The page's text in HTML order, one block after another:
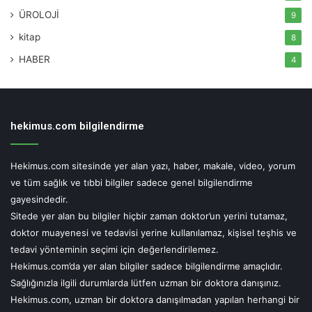
hastalarda stres, hastalığın seyri açısından çok önemli. O
nedenle stres düzeyini düşürmeye özen göstermeleri
gerekiyor. Her kişi gibi, koruyucu tedbirleri almaya devam
etmeli ve yüksek streslerine karşı kendilerini rahatlatacak
hobileriyle uğraşmak gibi bazı rahatlatıcı aktiviteler
belirti oluşursa, herkesin yaptığı gibi hemen hastaneye
başvurmalı” diyor.
Hata: “Ya ameliyat olmam gerekirse!” kaygının artması
Pandeminin pik yaptığı süreçte İBH hastalarının hayat
kalitesini yükseltecek ancak aciliyeti olmayan tüm
ameliyatlar erteleniyor. İBH hastalarında karın içinde
gelişebilecek abseleri ameliyat yerine radyoloji
bölümlerinde boşaltılabiliyor. Fistül tedavileri de genellikle
aciliyet gerektirmiyor. Buna karşın İBH hastasında bağırsak
ÜROLOJİ 9
kitap 8
HABER 4
hekimus.com bilgilendirme
Hekimus.com sitesinde yer alan yazı, haber, makale, video, yorum
ve tüm sağlık ve tıbbi bilgiler sadece genel bilgilendirme
gayesindedir.
Sitede yer alan bu bilgiler hiçbir zaman doktor’un yerini tutamaz,
doktor muayenesi ve tedavisi yerine kullanılamaz, kişisel teşhis ve
tedavi yönteminin seçimi için değerlendirilemez.
Hekimus.com’da yer alan bilgiler sadece bilgilendirme amaçlıdır.
Sağlığınızla ilgili durumlarda lütfen uzman bir doktora danışınız.
Hekimus.com, uzman bir doktora danışılmadan yapılan herhangi bir